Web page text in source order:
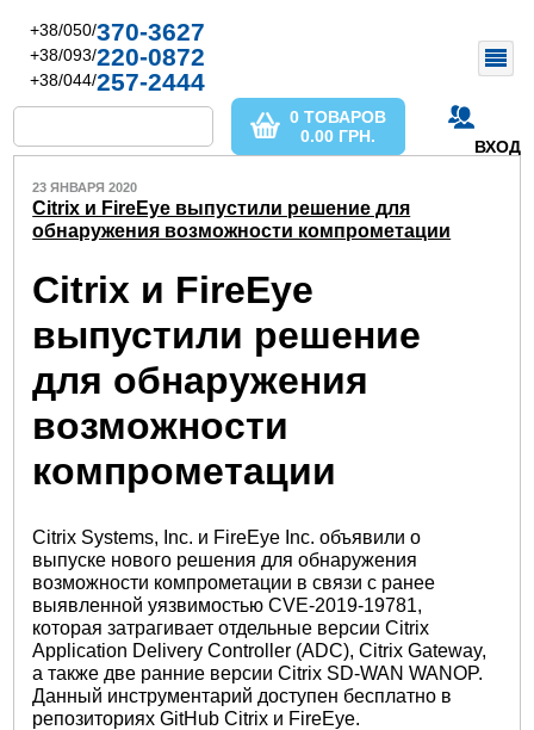
+38/050/370-3627
+38/093/220-0872
+38/044/257-2444
ВХОД
0 ТОВАРОВ
0.00 ГРН.
23 ЯНВАРЯ 2020
Citrix и FireEye выпустили решение для
обнаружения возможности компрометации
Citrix и FireEye
выпустили решение
для обнаружения
возможности
компрометации
Citrix Systems, Inc. и FireEye Inc. объявили о
выпуске нового решения для обнаружения
возможности компрометации в связи с ранее
выявленной уязвимостью CVE-2019-19781,
которая затрагивает отдельные версии Citrix
Application Delivery Controller (ADC), Citrix Gateway,
а также две ранние версии Citrix SD-WAN WANOP.
Данный инструментарий доступен бесплатно в
репозиториях GitHub Citrix и FireEye.